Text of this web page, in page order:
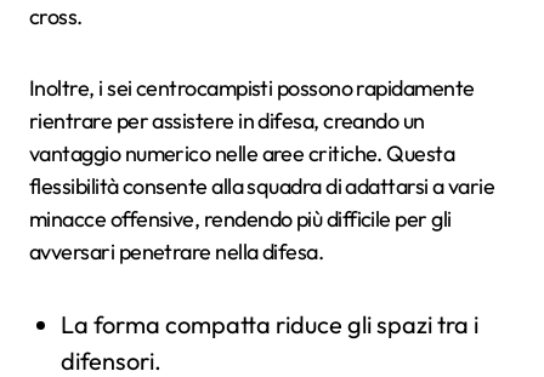
cross.
Inoltre, i sei centrocampisti possono rapidamente
rientrare per assistere in difesa, creando un
vantaggio numerico nelle aree critiche. Questa
flessibilità consente alla squadra di adattarsi a varie
minacce offensive, rendendo più difficile per gli
avversari penetrare nella difesa.
La forma compatta riduce gli spazi tra i
difensori.